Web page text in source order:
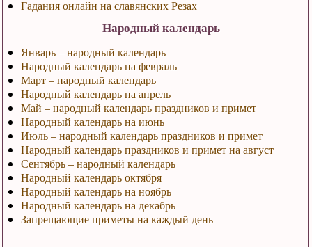
Гадания онлайн на славянских Резах
Народный календарь
Январь – народный календарь
Народный календарь на февраль
Март – народный календарь
Народный календарь на апрель
Май – народный календарь праздников и примет
Народный календарь на июнь
Июль – народный календарь праздников и примет
Народный календарь праздников и примет на август
Сентябрь – народный календарь
Народный календарь октября
Народный календарь на ноябрь
Народный календарь на декабрь
Запрещающие приметы на каждый день